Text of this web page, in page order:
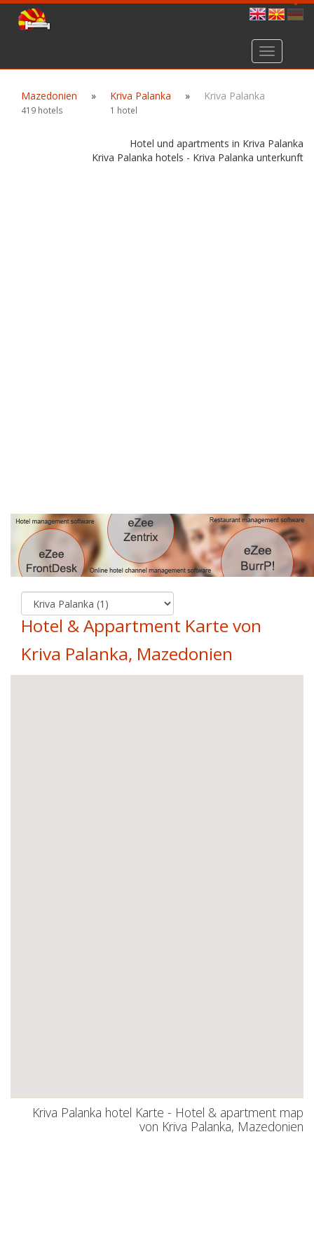
Toggle
navigation
Mazedonien
419 hotels
» Kriva Palanka
1 hotel
» Kriva Palanka
Hotel und apartments in Kriva Palanka
Kriva Palanka hotels - Kriva Palanka unterkunft
Hotel & Appartment Karte von
Kriva Palanka, Mazedonien
Kriva Palanka hotel Karte - Hotel & apartment map
von Kriva Palanka, Mazedonien